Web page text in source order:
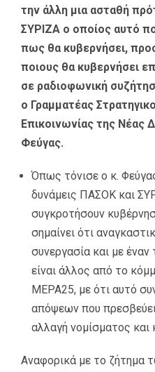
την άλλη μια ασταθή
ΣΥΡΙΖΑ ο οποίος αυτό
πως θα κυβερνήσει,
ποιους θα κυβερνήσει
σε ραδιοφωνική
ο Γραμματέας
Επικοινωνίας της Νέας
Φεύγας.
Όπως τόνισε ο κ.
δυνάμεις ΠΑΣΟΚ και
συγκροτήσουν
σημαίνει ότι
συνεργασία και με
είναι άλλος από το
ΜΕΡΑ25, με ότι αυτό
απόψεων που
αλλαγή νομίσματος και
Αναφορικά με το ζήτημα